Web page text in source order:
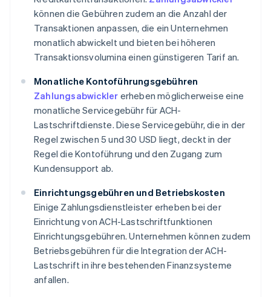
können die Gebühren zudem an die Anzahl der
Transaktionen anpassen, die ein Unternehmen
monatlich abwickelt und bieten bei höheren
Transaktionsvolumina einen günstigeren Tarif an.
Monatliche Kontoführungsgebühren
Zahlungsabwickler erheben möglicherweise eine
monatliche Servicegebühr für ACH-
Lastschriftdienste. Diese Servicegebühr, die in der
Regel zwischen 5 und 30 USD liegt, deckt in der
Regel die Kontoführung und den Zugang zum
Kundensupport ab.
Einrichtungsgebühren und Betriebskosten
Einige Zahlungsdienstleister erheben bei der
Einrichtung von ACH-Lastschriftfunktionen
Einrichtungsgebühren. Unternehmen können zudem
Betriebsgebühren für die Integration der ACH-
Lastschrift in ihre bestehenden Finanzsysteme
anfallen.